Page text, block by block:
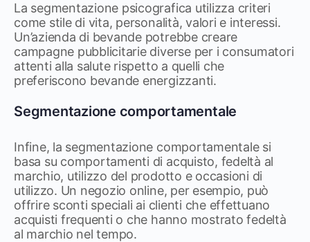
La segmentazione psicografica utilizza criteri
come stile di vita, personalità, valori e interessi.
Un’azienda di bevande potrebbe creare
campagne pubblicitarie diverse per i consumatori
attenti alla salute rispetto a quelli che
preferiscono bevande energizzanti.
Segmentazione comportamentale
Infine, la segmentazione comportamentale si
basa su comportamenti di acquisto, fedeltà al
marchio, utilizzo del prodotto e occasioni di
utilizzo. Un negozio online, per esempio, può
offrire sconti speciali ai clienti che effettuano
acquisti frequenti o che hanno mostrato fedeltà
al marchio nel tempo.